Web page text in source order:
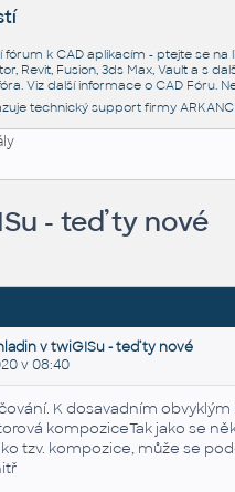
fórum k CAD aplikacím - ptejte se
Revit, Fusion, 3ds Max, Vault a s
Viz další informace o CAD Fóru.
technický support firmy
- teď ty nové
v twiGISu - teď ty nové
v 08:40
K dosavadním
kompoziceTak jako se
tzv. kompozice, může se